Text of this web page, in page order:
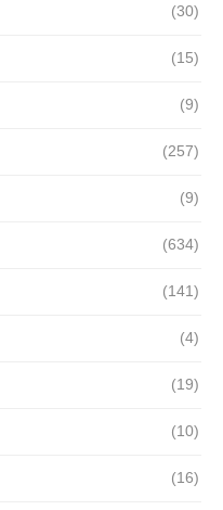
(30)
(15)
(9)
(257)
(9)
(634)
(141)
(4)
(19)
(10)
(16)